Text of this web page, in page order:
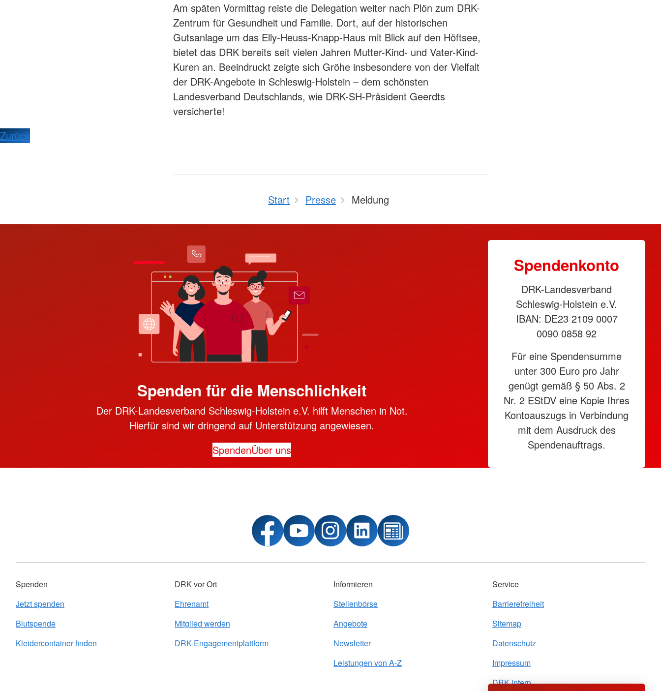
Am späten Vormittag reiste die Delegation weiter nach Plön zum DRK-
Zentrum für Gesundheit und Familie. Dort, auf der historischen
Gutsanlage um das Elly-Heuss-Knapp-Haus mit Blick auf den Höftsee,
bietet das DRK bereits seit vielen Jahren Mutter-Kind- und Vater-Kind-
Kuren an. Beeindruckt zeigte sich Gröhe insbesondere von der Vielfalt
der DRK-Angebote in Schleswig-Holstein – dem schönsten
Landesverband Deutschlands, wie DRK-SH-Präsident Geerdts
versicherte!
Zurück
Start Presse Meldung
Spenden für die Menschlichkeit
Der DRK-Landesverband Schleswig-Holstein e.V. hilft Menschen in Not.
Hierfür sind wir dringend auf Unterstützung angewiesen.
SpendenÜber uns
Spendenkonto
DRK-Landesverband
Schleswig-Holstein e.V.
IBAN: DE23 2109 0007
0090 0858 92
Für eine Spendensumme
unter 300 Euro pro Jahr
genügt gemäß § 50 Abs. 2
Nr. 2 EStDV eine Kopie Ihres
Kontoauszugs in Verbindung
mit dem Ausdruck des
Spendenauftrags.
Spenden
Jetzt spenden
Blutspende
Kleidercontainer finden
DRK vor Ort
Ehrenamt
Mitglied werden
DRK-Engagementplattform
Informieren
Stellenbörse
Angebote
Newsletter
Leistungen von A-Z
Service
Barrierefreiheit
Sitemap
Datenschutz
Impressum
DRK intern